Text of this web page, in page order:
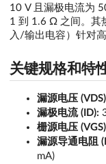
10 V 且漏极电流为
1 到 1.6 Ω 之间。其
入/输出电容）针对
关键规格和特
漏源电压
漏极电流 (ID):
栅源电压
漏源导通电阻
mA)